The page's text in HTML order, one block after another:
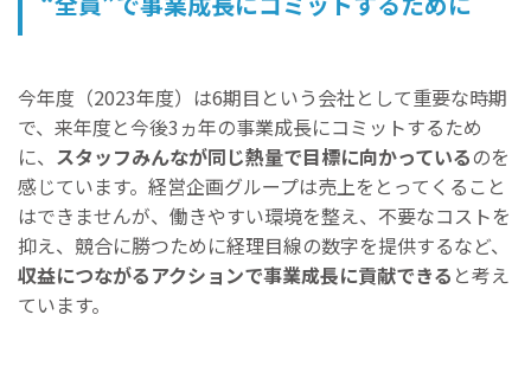
今年度（2023年度）は6期目という会社として重要な時期
で、来年度と今後3ヵ年の事業成長にコミットするため
に、 スタッフみんなが同じ熱量で目標に向かっているのを
感じています。経営企画グループは売上をとってくること
はできませんが、働きやすい環境を整え、不要なコストを
抑え、競合に勝つために経理目線の数字を提供するなど、
収益につながるアクションで事業成長に貢献できる と考え
ています。